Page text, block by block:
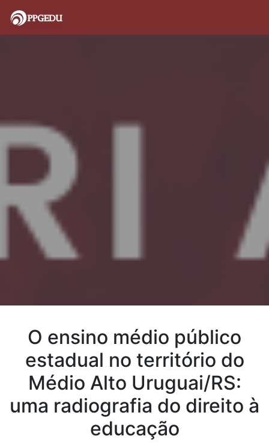
O ensino médio público
estadual no território do
Médio Alto Uruguai/RS:
uma radiografia do direito à
educação